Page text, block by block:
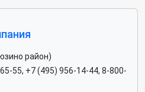
район)
55, +7 (495) 956-14-44, 8-800-